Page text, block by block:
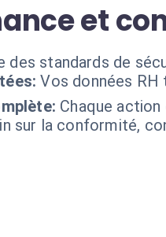
et
des standards de
Vos données
Chaque
sur la conformité,